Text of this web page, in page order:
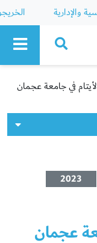
والإدارية
في جامعة عجمان
2023
عجمان